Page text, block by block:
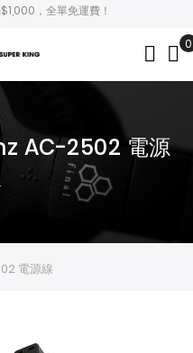
，全單免運費！
0
AC-2502 電源
電源線